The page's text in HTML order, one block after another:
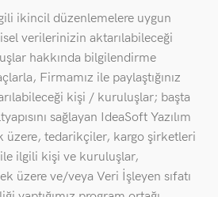
ikincil düzenlemelere uygun
verilerinizin aktarılabileceği
hakkında bilgilendirme
Firmamız ile paylaştığınız
kişi / kuruluşlar; başta
sağlayan IdeaSoft Yazılım
üzere, tedarikçiler, kargo şirketleri
ilgili kişi ve kuruluşlar,
üzere ve/veya Veri İşleyen sıfatı